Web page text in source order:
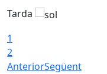
Tarda
1
2
AnteriorSegüent